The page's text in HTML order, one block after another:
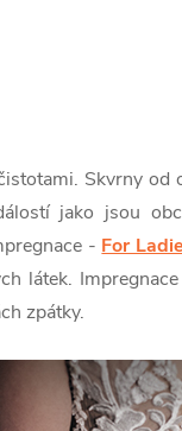
Skvrny
jako jsou
- For
látek.
zpátky.